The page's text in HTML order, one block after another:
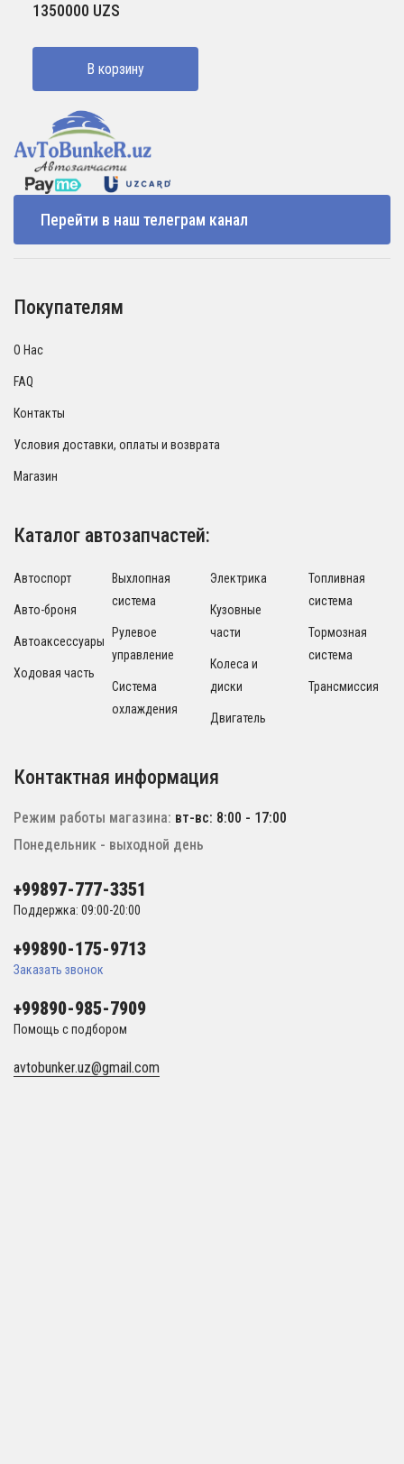
1350000 UZS
В корзину
Перейти в наш телеграм канал
Покупателям
О Нас
FAQ
Контакты
Условия доставки, оплаты и возврата
Магазин
Каталог автозапчастей:
Автоспорт
Авто-броня
Автоаксессуары
Ходовая часть
Выхлопная
система
Рулевое
управление
Система
охлаждения
Электрика
Кузовные
части
Колеса и
диски
Двигатель
Топливная
система
Тормозная
система
Трансмиссия
Контактная информация
Режим работы магазина: вт-вс: 8:00 - 17:00
Понедельник - выходной день
+99897-777-3351
Поддержка: 09:00-20:00
+99890-175-9713
Заказать звонок
+99890-985-7909
Помощь с подбором
avtobunker.uz@gmail.com